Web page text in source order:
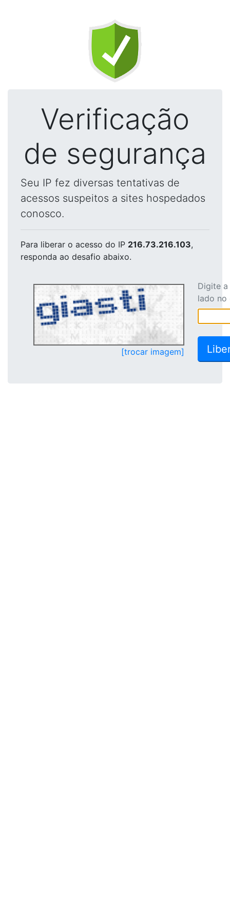
Verificação
de segurança
Seu IP fez diversas tentativas de
acessos suspeitos a sites hospedados
conosco.
Para liberar o acesso do IP 216.73.216.103,
responda ao desafio abaixo.
[trocar imagem]
Digite
lado no